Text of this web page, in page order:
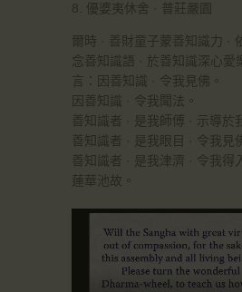
8. 優婆夷休舍 · 普莊嚴園
爾時 · 善財童子蒙善知識力 ·
念善知識語 · 於善知識深心愛
言：因善知識 · 令我見佛。
因善知識 · 令我聞法。
善知識者 · 是我師傅 · 示導於
善知識者 · 是我眼目 · 令我見
善知識者 · 是我津濟 · 令我得
蓮華池故。